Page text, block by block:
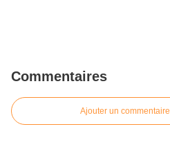
Commentaires
Ajouter un commentaire